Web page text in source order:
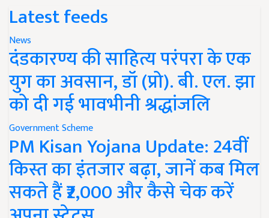
Latest feeds
News
दंडकारण्य की साहित्य परंपरा के एक
युग का अवसान, डॉ (प्रो). बी. एल. झा
को दी गई भावभीनी श्रद्धांजलि
Government Scheme
PM Kisan Yojana Update: 24वीं
किस्त का इंतजार बढ़ा, जानें कब मिल
सकते हैं ₹2,000 और कैसे चेक करें